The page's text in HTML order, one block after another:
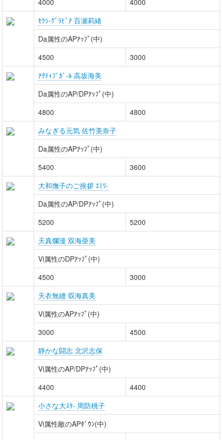
4000
4000
ｾｸｼ-ｸﾞﾗﾋﾞｱ 百瀬莉緒
Da属性のAPｱｯﾌﾟ(中)
4500
3000
ｱｸﾃｨﾌﾞｶﾞ-ﾙ 高坂海美
Da属性のAP/DPｱｯﾌﾟ(中)
4800
4800
みなぎる元気 佐竹美奈子
Da属性のAPｱｯﾌﾟ(中)
5400
3600
大和撫子のご挨拶 ｴﾐﾘ-
Da属性のAP/DPｱｯﾌﾟ(中)
5200
5200
天真爛漫 双海亜美
Vi属性のDPｱｯﾌﾟ(中)
4500
3000
天衣無縫 双海真美
Vi属性のAPｱｯﾌﾟ(中)
3000
4500
静かな闘志 北沢志保
Vi属性のAP/DPｱｯﾌﾟ(中)
4400
4400
小さな大ｽﾀ- 周防桃子
Vi属性敵のAPﾀﾞｳﾝ(中)